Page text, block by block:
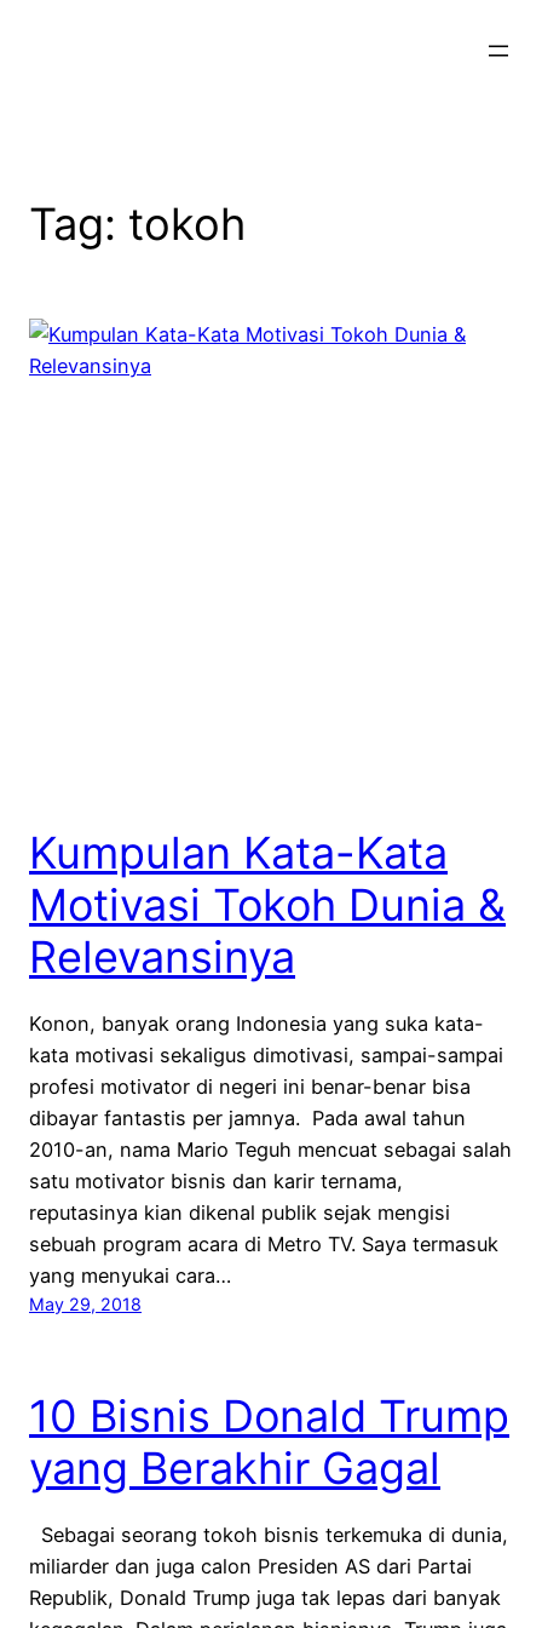
Tag: tokoh
Kumpulan Kata-Kata
Motivasi Tokoh Dunia &
Relevansinya
Konon, banyak orang Indonesia yang suka kata-
kata motivasi sekaligus dimotivasi, sampai-sampai
profesi motivator di negeri ini benar-benar bisa
dibayar fantastis per jamnya. Pada awal tahun
2010-an, nama Mario Teguh mencuat sebagai salah
satu motivator bisnis dan karir ternama,
reputasinya kian dikenal publik sejak mengisi
sebuah program acara di Metro TV. Saya termasuk
yang menyukai cara…
May 29, 2018
10 Bisnis Donald Trump
yang Berakhir Gagal
Sebagai seorang tokoh bisnis terkemuka di dunia,
miliarder dan juga calon Presiden AS dari Partai
Republik, Donald Trump juga tak lepas dari banyak